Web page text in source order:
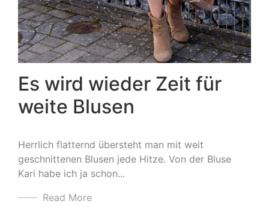
Es wird wieder Zeit für
weite Blusen
Herrlich flatternd übersteht man mit weit
geschnittenen Blusen jede Hitze. Von der Bluse
Kari habe ich ja schon...
Read More